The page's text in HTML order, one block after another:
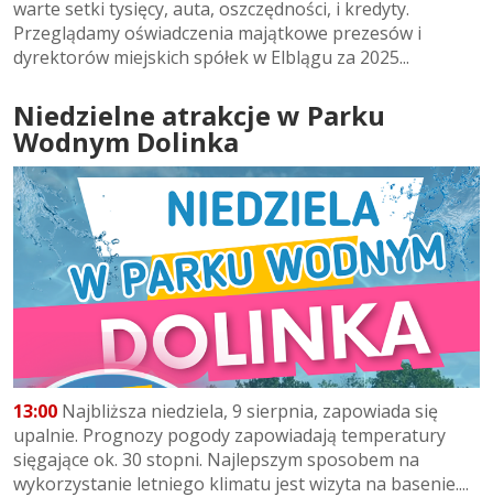
warte setki tysięcy, auta, oszczędności, i kredyty.
Przeglądamy oświadczenia majątkowe prezesów i
dyrektorów miejskich spółek w Elblągu za 2025...
Niedzielne atrakcje w Parku
Wodnym Dolinka
13:00 Najbliższa niedziela, 9 sierpnia, zapowiada się
upalnie. Prognozy pogody zapowiadają temperatury
sięgające ok. 30 stopni. Najlepszym sposobem na
wykorzystanie letniego klimatu jest wizyta na basenie....